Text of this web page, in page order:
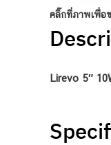
คลิ๊กที่ภาพเพื่อ
Lirevo 5″